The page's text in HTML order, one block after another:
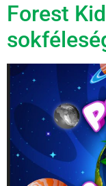
Forest